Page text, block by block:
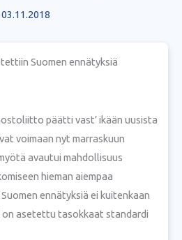
03.11.2018
Suomen ennätyksiä
päätti vast’ ikään uusista
voimaan nyt marraskuun
avautui mahdollisuus
hieman aiempaa
ennätyksiä ei kuitenkaan
on asetettu tasokkaat standardi